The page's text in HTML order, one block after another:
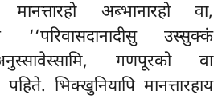
मानत्तारहो अब्भानारहो वा,
‘‘परिवासदानादीसु उस्सुक्कं
गणपूरको वा
भिक्खुनियापि मानत्तारहाय